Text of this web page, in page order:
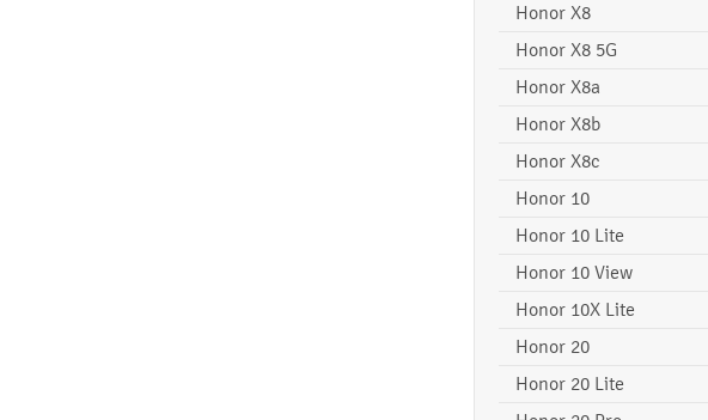
Honor X8
Honor X8 5G
Honor X8a
Honor X8b
Honor X8c
Honor 10
Honor 10 Lite
Honor 10 View
Honor 10X Lite
Honor 20
Honor 20 Lite